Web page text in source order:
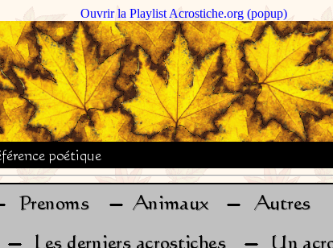
Ouvrir la Playlist Acrostiche.org (popup)